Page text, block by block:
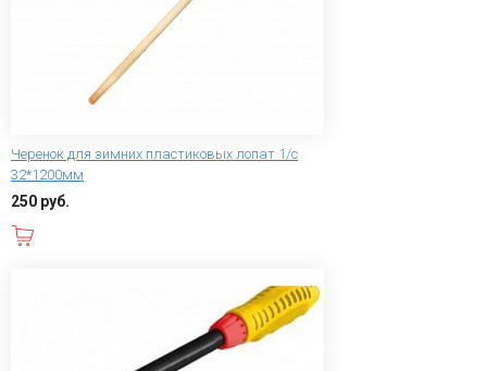
Черенок для зимних пластиковых лопат 1/с
32*1200мм
250 руб.